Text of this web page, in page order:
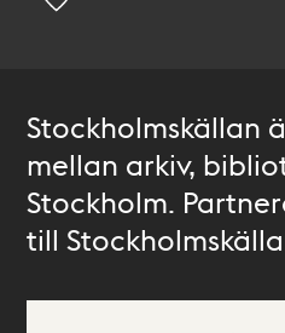
Stockholmskällan
mellan arkiv,
Stockholm.
till